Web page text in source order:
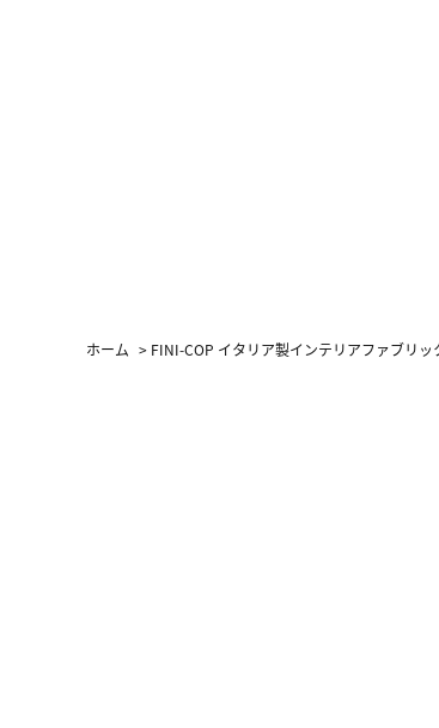
ホーム > FINI-COP イタリア製インテリアファブリッ